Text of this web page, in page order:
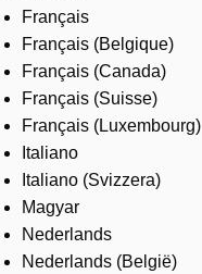
Français
Français (Belgique)
Français (Canada)
Français (Suisse)
Français (Luxembourg)
Italiano
Italiano (Svizzera)
Magyar
Nederlands
Nederlands (België)